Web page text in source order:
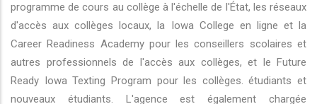
programme de cours au collège à l'échelle de l'État, les réseaux
d'accès aux collèges locaux, la Iowa College en ligne et la
Career Readiness Academy pour les conseillers scolaires et
autres professionnels de l'accès aux collèges, et le Future
Ready Iowa Texting Program pour les collèges. étudiants et
nouveaux étudiants. L'agence est également chargée